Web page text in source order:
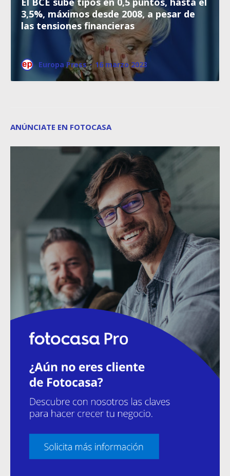
3,5%, máximos desde 2008, a pesar de
las tensiones financieras
Europa Press · 16 marzo 2023
ANÚNCIATE EN FOTOCASA